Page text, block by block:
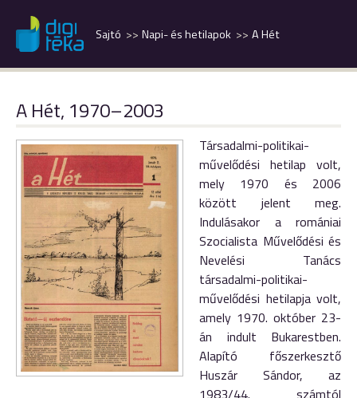
A Hét
Napi- és hetilapok
Sajtó
A Hét, 1970–2003
Társadalmi-politikai-
művelődési hetilap volt,
mely 1970 és 2006
között jelent meg.
Indulásakor a romániai
Szocialista Művelődési és
Nevelési Tanács
társadalmi-politikai-
művelődési hetilapja volt,
amely 1970. október 23-
án indult Bukarestben.
Alapító főszerkesztő
Huszár Sándor, az
1983/44. számtól